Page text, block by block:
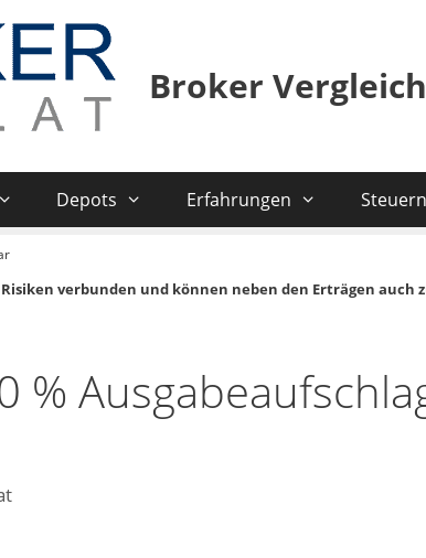
Broker
Depots Erfahrungen Steuern
verbunden und können neben den Erträgen auch
%